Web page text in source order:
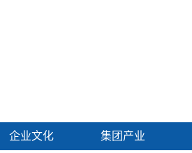
企业文化 集团产业